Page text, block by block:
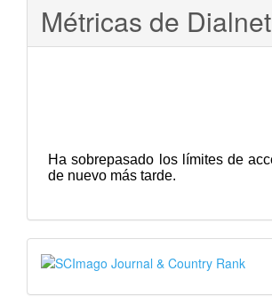
Métricas de Dialnet
SJR